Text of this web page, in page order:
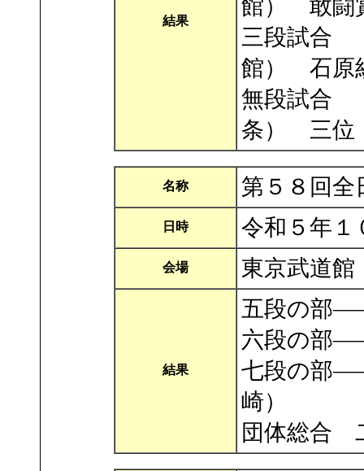
結果
館） 敢闘
三段試合
館） 石原
無段試合
条） 三位
名称 第５８回全
日時 令和５年１
会場 東京武道館
結果
五段の部
六段の部
七段の部
崎）
団体総合